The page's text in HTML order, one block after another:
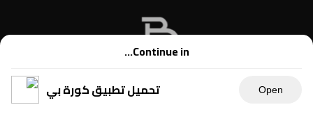
Continue in...
تحميل تطبيق كورة بي
Open